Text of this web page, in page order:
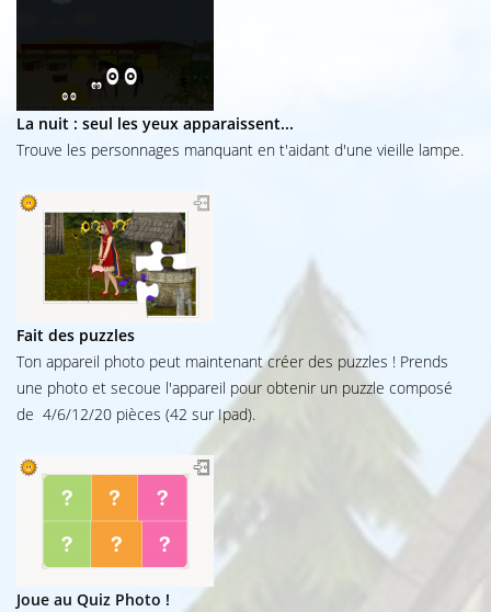
La nuit : seul les yeux apparaissent...
Trouve les personnages manquant en t'aidant d'une vieille lampe.
Fait des puzzles
Ton appareil photo peut maintenant créer des puzzles ! Prends
une photo et secoue l'appareil pour obtenir un puzzle composé
de 4/6/12/20 pièces (42 sur Ipad).
Joue au Quiz Photo !